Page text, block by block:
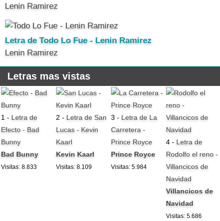
Lenin Ramirez
Letra de Todo Lo Fue - Lenin Ramirez
Lenin Ramirez
Letras mas vistas
1 - Letra de
Efecto - Bad
Bunny
Bad Bunny
Visitas: 8.833
2 - Letra de San
Lucas - Kevin
Kaarl
Kevin Kaarl
Visitas: 8.109
3 - Letra de La
Carretera -
Prince Royce
Prince Royce
Visitas: 5.984
4 - Letra de
Rodolfo el reno -
Villancicos de
Navidad
Villancicos de
Navidad
Visitas: 5.686